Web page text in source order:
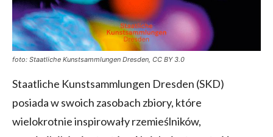
foto: Staatliche Kunstsammlungen Dresden, CC BY 3.0
Staatliche Kunstsammlungen Dresden (SKD)
posiada w swoich zasobach zbiory, które
wielokrotnie inspirowały rzemieślników,